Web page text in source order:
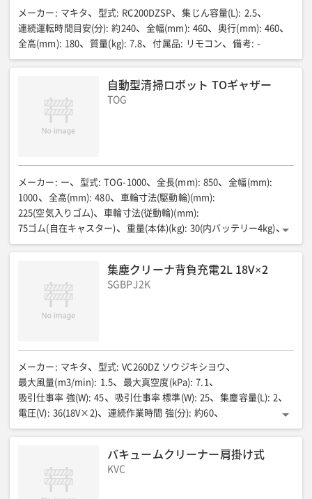
メーカー : マキタ 型式: RC200DZSP 集じん容量(L): 2.5
連続運転時間目安(分): 約240 全幅(mm): 460 奥行(mm): 460
全高(mm): 180 質量(kg): 7.8 付属品: リモコン 備考: -
自動型清掃ロボット TOギャザー
TOG
メーカー : ー 型式: TOG-1000 全長(mm): 850 全幅(mm):
1000
全高(mm): 480 車輪寸法(駆動輪)(mm):
225(空気入りゴム)
車輪寸法(従動輪)(mm):
75ゴム(自在キャスター)
重量(本体)(kg): 30(内バッテリー4kg)
重量(ドーザー)(kg): 7 総重量(kg): 37 走行用モーター(出力)(W):
走行用モーター(許容トルク)(nm)
10.2
ドーザー可動電動シリンダ(出力)(W)
走行速度(清掃時)(km/h)
可搬重量(路面状態による)(kg): 約10 バッテリー電圧(V): DC24
バッテリー容量(Wh): 約450 充電時間(時間):
最大8(バッテリー残量による)
稼働時間(時間) :
ゴミ(清掃対象物の大きさ)(cm): 4以下 センサー(個):
レーザーセンサー×1・衝突防止センサー×2
集塵クリーナ背負充電2L 18V×2
SGBPJ2K
メーカー : マキタ 型式: VC260DZ ソウジキシヨウ
最大風量(m3/min): 1.5 最大真空度(kPa): 7.1
吸引仕事率 強(W): 45 吸引仕事率 標準(W): 25 集塵容量(L): 2
電圧(V): 36(18V×2) 連続作業時間 強(分): 約60
連続作業時間 標準(分): 約90 全長(mm): 230 全幅(mm): 152
バキュームクリーナー肩掛け式
KVC